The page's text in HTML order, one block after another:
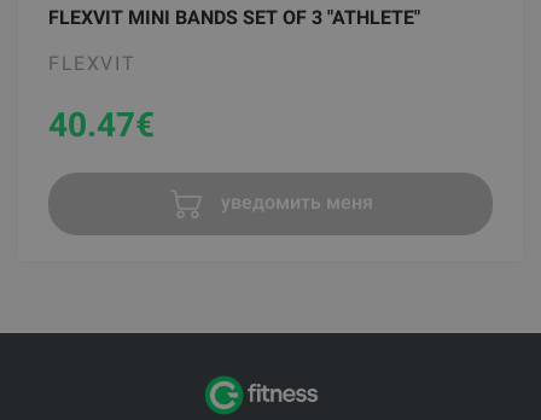
FLEXVIT MINI BANDS SET OF 3 "ATHLETE"
FLEXVIT
40.47€
уведомить меня